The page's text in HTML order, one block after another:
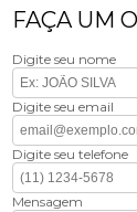
FAÇA UM
Digite seu nome
Digite seu email
Digite seu telefone
Mensagem